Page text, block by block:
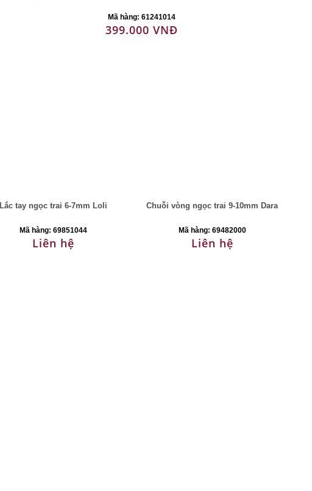
Mã hàng: 61241014
399.000 VNĐ
Lắc tay ngọc trai 6-7mm Loli
Mã hàng: 69851044
Liên hệ
Chuỗi vòng ngọc trai 9-10mm Dara
Mã hàng: 69482000
Liên hệ